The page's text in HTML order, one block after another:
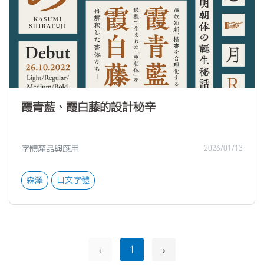
霞青藍、霞白藤的設計秘辛
字體產品與應用 2026/01/13
森澤 日文字體
‹ 1 ›